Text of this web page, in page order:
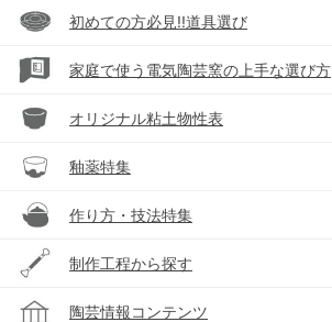
初めての方必見!!道具選び
家庭で使う電気陶芸窯の上手な選び方
オリジナル粘土物性表
釉薬特集
作り方・技法特集
制作工程から探す
陶芸情報コンテンツ